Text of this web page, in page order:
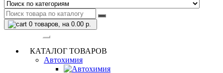
0 товаров, на 0.00 р.
КАТАЛОГ ТОВАРОВ
Автохимия